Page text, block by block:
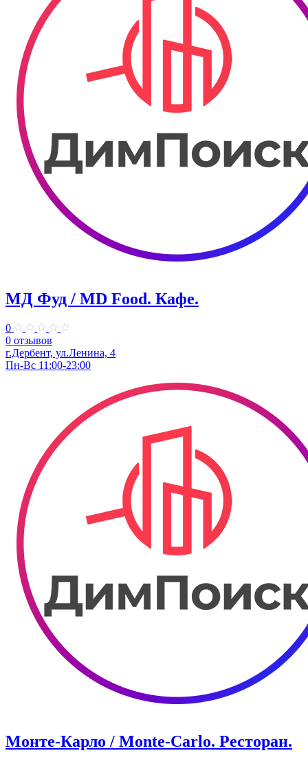
МД Фуд / MD Food. Кафе.
0
0 отзывов
г.Дербент, ​ул.Ленина, 4
Пн-Вс 11:00-23:00
Монте-Карло / Monte-Carlo. Ресторан.